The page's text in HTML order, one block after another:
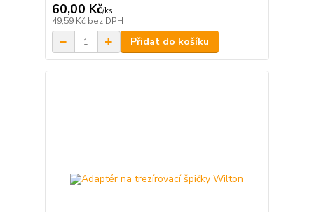
60,00 Kč/ks
49,59 Kč bez DPH
Přidat do košíku